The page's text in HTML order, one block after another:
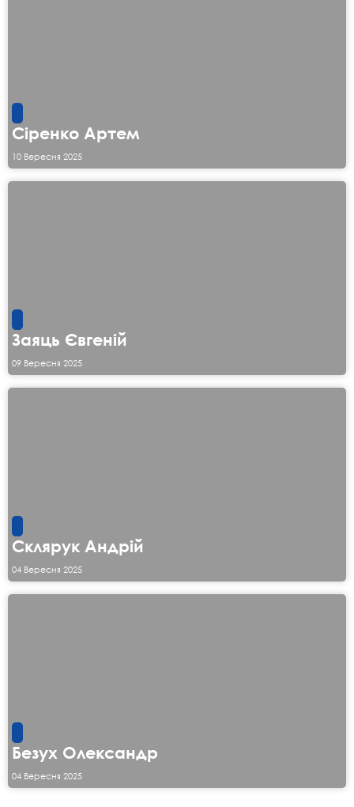
Сіренко Артем
10 Вересня 2025
Заяць Євгеній
09 Вересня 2025
Склярук Андрій
04 Вересня 2025
Безух Олександр
04 Вересня 2025